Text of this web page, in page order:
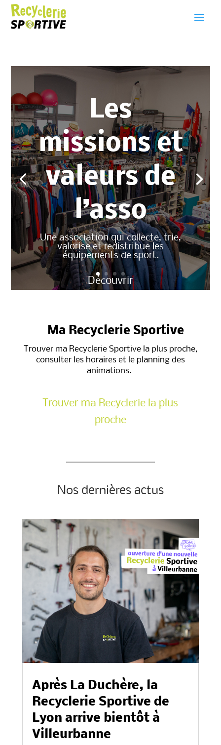
Les
missions et
valeurs de
l’asso
Une association qui collecte, trie,
valorise et redistribue les
équipements de sport.
Découvrir
Ma Recyclerie Sportive
Trouver ma Recyclerie Sportive la plus proche,
consulter les horaires et le planning des
animations.
Trouver ma Recyclerie la plus
proche
Nos dernières actus
Après La Duchère, la
Recyclerie Sportive de
Lyon arrive bientôt à
Villeurbanne